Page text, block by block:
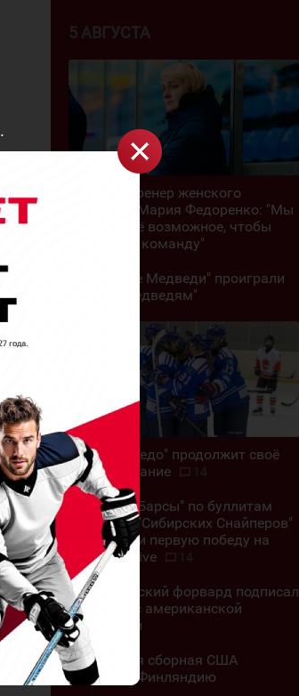
5 АВГУСТА
Главный тренер женского
"Торпедо" Мария Федоренко: "Мы
делаем всё возможное, чтобы
сохранить команду"
"Кузнецкие Медведи" проиграли
"Белым Медведям"
ЖХК "Торпедо" продолжит своё
существование
14
"Снежные Барсы" по буллитам
обыграли "Сибирских Снайперов"
и одержали первую победу на
Кубке G-Drive
14
Казахстанский форвард подписал
контракт с американской
академией
Юниорская сборная США
обыграла Финляндию